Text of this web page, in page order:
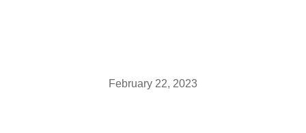
February 22, 2023